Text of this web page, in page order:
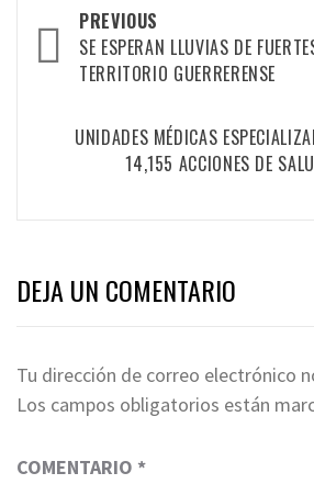
Post
navigation
PREVIOUS
SE ESPERAN LLUVIAS DE
TERRITORIO GUERRERENSE
UNIDADES MÉDICAS
14,155 ACCIONES DE
DEJA UN COMENTARIO
Tu dirección de correo electrónico
Los campos obligatorios están
COMENTARIO *